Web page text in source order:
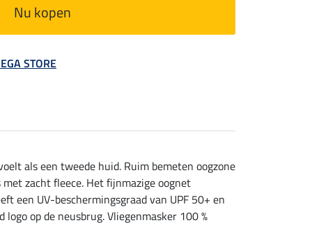
Nu kopen
STORE
als een tweede huid. Ruim bemeten oogzone
zacht fleece. Het fijnmazige oognet
een UV-beschermingsgraad van UPF 50+ en
op de neusbrug. Vliegenmasker 100 %